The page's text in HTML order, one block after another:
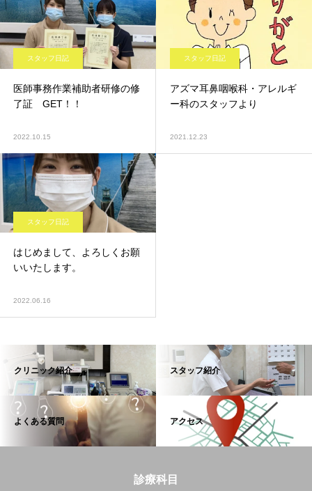
スタッフ日記
医師事務作業補助者研修の修
了証 GET！！
2022.10.15
スタッフ日記
アズマ耳鼻咽喉科・アレルギ
ー科のスタッフより
2021.12.23
スタッフ日記
はじめまして、よろしくお願
いいたします。
2022.06.16
クリニック紹介 スタッフ紹介
よくある質問 アクセス
診療科目